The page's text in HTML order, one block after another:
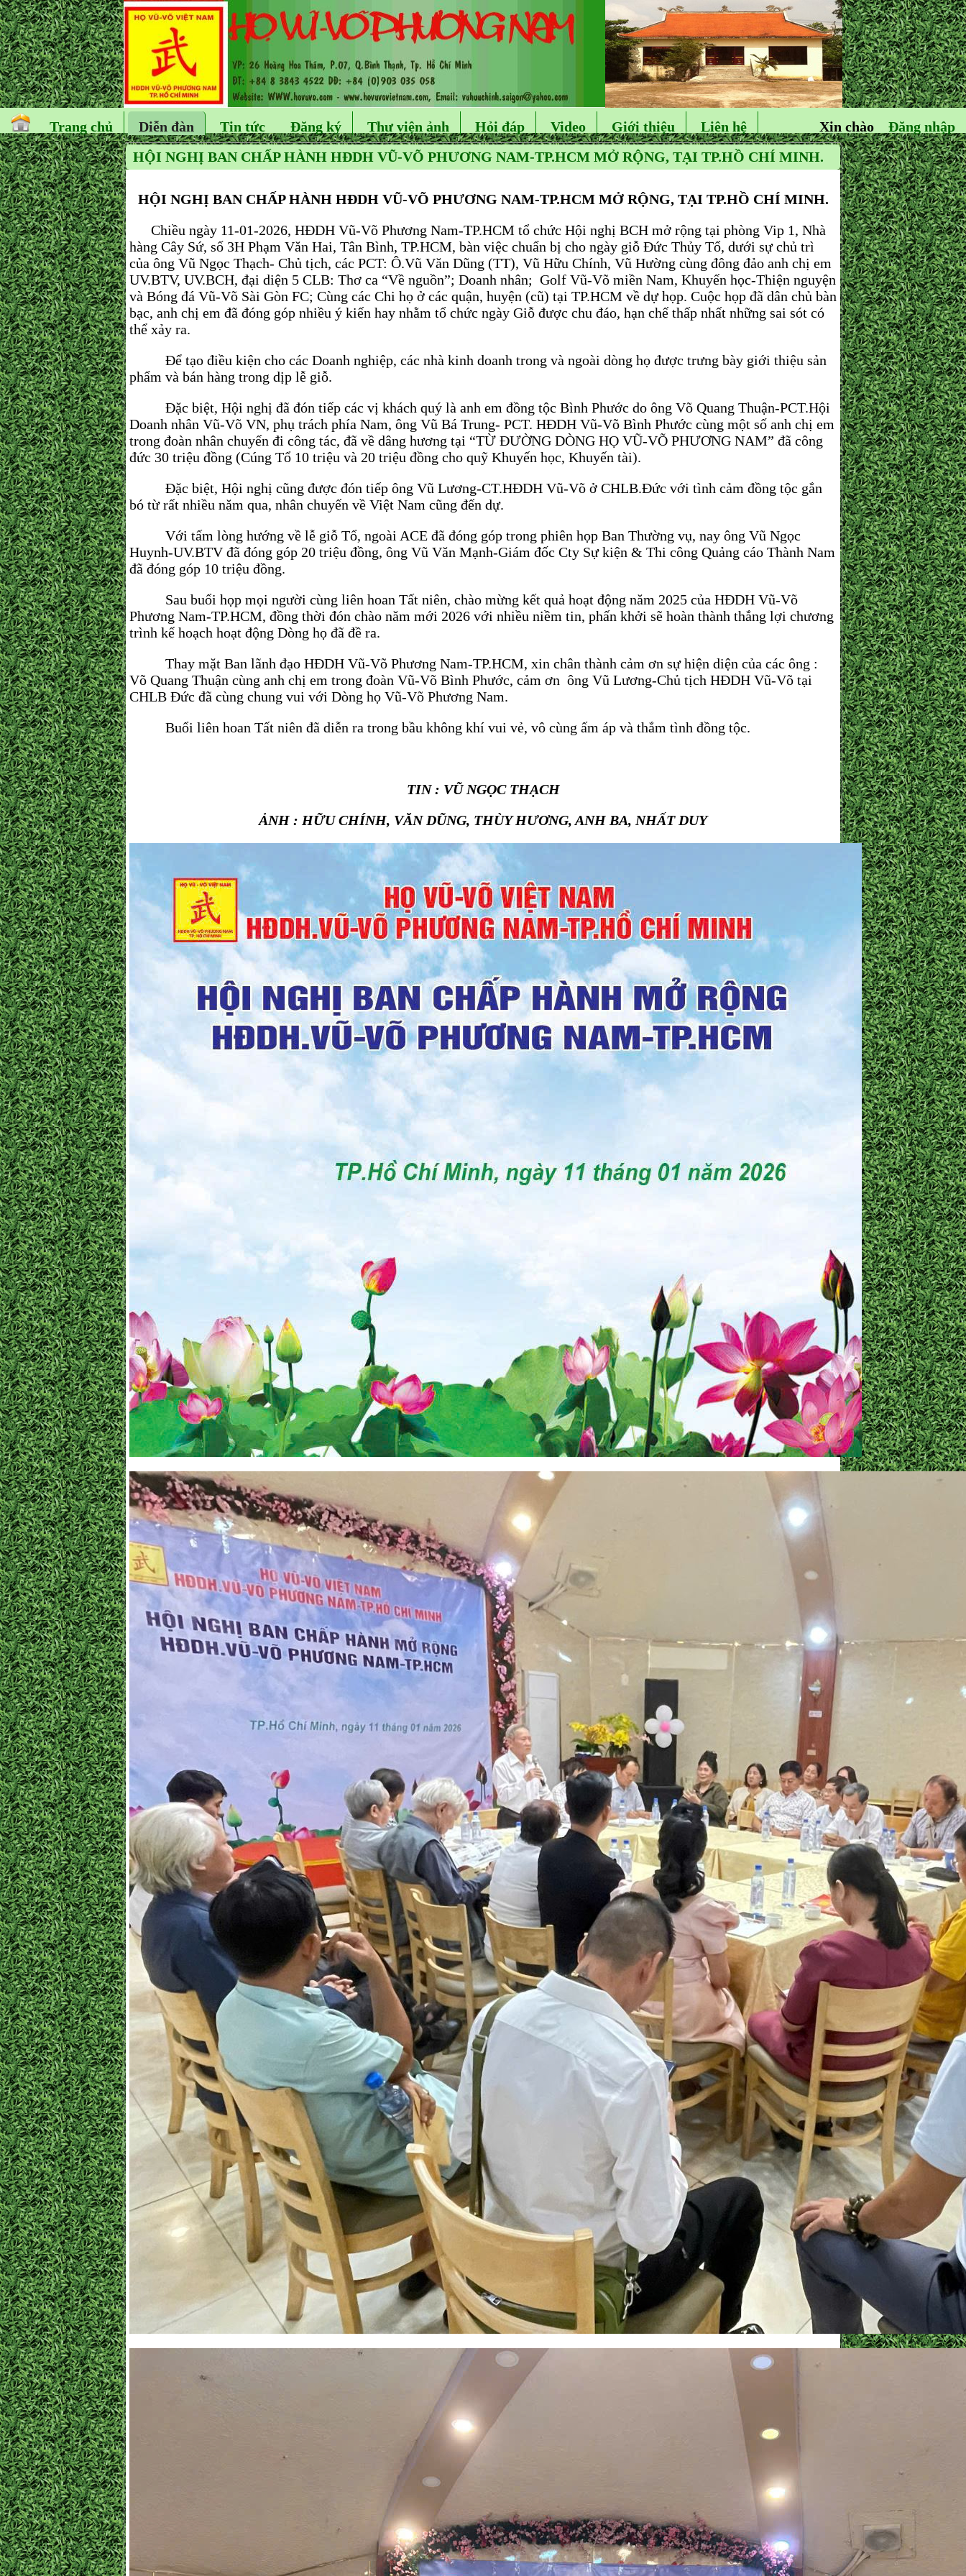
Trang chủ Diễn đàn Tin tức Đăng ký Thư viện ảnh Hỏi đáp Video Giới thiệu Liên hệ Đăng nhập
Xin chào
HỘI NGHỊ BAN CHẤP HÀNH HĐDH VŨ-VÕ PHƯƠNG NAM-TP.HCM MỞ RỘNG, TẠI TP.HỒ CHÍ MINH.
HỘI NGHỊ BAN CHẤP HÀNH HĐDH VŨ-VÕ PHƯƠNG NAM-TP.HCM MỞ RỘNG, TẠI TP.HỒ CHÍ MINH.
Chiều ngày 11-01-2026, HĐDH Vũ-Võ Phương Nam-TP.HCM tổ chức Hội nghị BCH mở rộng tại phòng Vip 1, Nhà
hàng Cây Sứ, số 3H Phạm Văn Hai, Tân Bình, TP.HCM, bàn việc chuẩn bị cho ngày giỗ Đức Thủy Tổ, dưới sự chủ trì
của ông Vũ Ngọc Thạch- Chủ tịch, các PCT: Ô.Vũ Văn Dũng (TT), Vũ Hữu Chính, Vũ Hường cùng đông đảo anh chị em
UV.BTV, UV.BCH, đại diện 5 CLB: Thơ ca “Về nguồn”; Doanh nhân; Golf Vũ-Võ miền Nam, Khuyến học-Thiện nguyện
và Bóng đá Vũ-Võ Sài Gòn FC; Cùng các Chi họ ở các quận, huyện (cũ) tại TP.HCM về dự họp. Cuộc họp đã dân chủ bàn
bạc, anh chị em đã đóng góp nhiều ý kiến hay nhằm tổ chức ngày Giỗ được chu đáo, hạn chế thấp nhất những sai sót có
thể xảy ra.
Để tạo điều kiện cho các Doanh nghiệp, các nhà kinh doanh trong và ngoài dòng họ được trưng bày giới thiệu sản
phẩm và bán hàng trong dịp lễ giỗ.
Đặc biệt, Hội nghị đã đón tiếp các vị khách quý là anh em đồng tộc Bình Phước do ông Võ Quang Thuận-PCT.Hội
Doanh nhân Vũ-Võ VN, phụ trách phía Nam, ông Vũ Bá Trung- PCT. HĐDH Vũ-Võ Bình Phước cùng một số anh chị em
trong đoàn nhân chuyến đi công tác, đã về dâng hương tại “TỪ ĐƯỜNG DÒNG HỌ VŨ-VÕ PHƯƠNG NAM” đã công
đức 30 triệu đồng (Cúng Tổ 10 triệu và 20 triệu đồng cho quỹ Khuyến học, Khuyến tài).
Đặc biệt, Hội nghị cũng được đón tiếp ông Vũ Lương-CT.HĐDH Vũ-Võ ở CHLB.Đức với tình cảm đồng tộc gắn
bó từ rất nhiều năm qua, nhân chuyến về Việt Nam cũng đến dự.
Với tấm lòng hướng về lễ giỗ Tổ, ngoài ACE đã đóng góp trong phiên họp Ban Thường vụ, nay ông Vũ Ngọc
Huynh-UV.BTV đã đóng góp 20 triệu đồng, ông Vũ Văn Mạnh-Giám đốc Cty Sự kiện & Thi công Quảng cáo Thành Nam
đã đóng góp 10 triệu đồng.
Sau buổi họp mọi người cùng liên hoan Tất niên, chào mừng kết quả hoạt động năm 2025 của HĐDH Vũ-Võ
Phương Nam-TP.HCM, đồng thời đón chào năm mới 2026 với nhiều niềm tin, phấn khởi sẽ hoàn thành thắng lợi chương
trình kế hoạch hoạt động Dòng họ đã đề ra.
Thay mặt Ban lãnh đạo HĐDH Vũ-Võ Phương Nam-TP.HCM, xin chân thành cảm ơn sự hiện diện của các ông :
Võ Quang Thuận cùng anh chị em trong đoàn Vũ-Võ Bình Phước, cảm ơn ông Vũ Lương-Chủ tịch HĐDH Vũ-Võ tại
CHLB Đức đã cùng chung vui với Dòng họ Vũ-Võ Phương Nam.
Buổi liên hoan Tất niên đã diễn ra trong bầu không khí vui vẻ, vô cùng ấm áp và thắm tình đồng tộc.
TIN : VŨ NGỌC THẠCH
ẢNH : HỮU CHÍNH, VĂN DŨNG, THÙY HƯƠNG, ANH BA, NHẤT DUY